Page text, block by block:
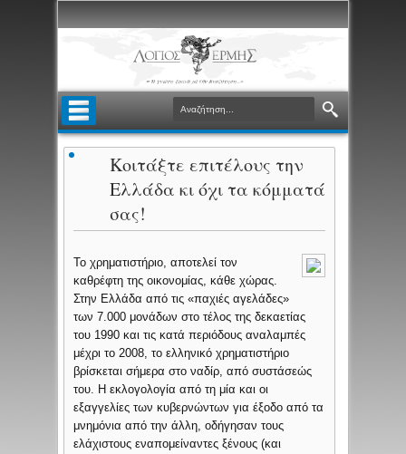
Κοιτάξτε επιτέλους την
Ελλάδα κι όχι τα κόμματά
σας!
Το χρηματιστήριο, αποτελεί τον
καθρέφτη της οικονομίας, κάθε χώρας.
Στην Ελλάδα από τις «παχιές αγελάδες»
των 7.000 μονάδων στο τέλος της δεκαετίας
του 1990 και τις κατά περιόδους αναλαμπές
μέχρι το 2008, το ελληνικό χρηματιστήριο
βρίσκεται σήμερα στο ναδίρ, από συστάσεώς
του. Η εκλογολογία από τη μία και οι
εξαγγελίες των κυβερνώντων για έξοδο από τα
μνημόνια από την άλλη, οδήγησαν τους
ελάχιστους εναπομείναντες ξένους (και